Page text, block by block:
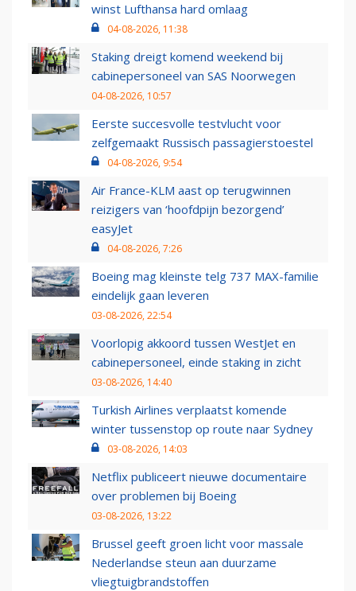
winst Lufthansa hard omlaag
04-08-2026, 11:38
Staking dreigt komend weekend bij
cabinepersoneel van SAS Noorwegen
04-08-2026, 10:57
Eerste succesvolle testvlucht voor
zelfgemaakt Russisch passagierstoestel
04-08-2026, 9:54
Air France-KLM aast op terugwinnen
reizigers van ‘hoofdpijn bezorgend’
easyJet
04-08-2026, 7:26
Boeing mag kleinste telg 737 MAX-familie
eindelijk gaan leveren
03-08-2026, 22:54
Voorlopig akkoord tussen WestJet en
cabinepersoneel, einde staking in zicht
03-08-2026, 14:40
Turkish Airlines verplaatst komende
winter tussenstop op route naar Sydney
03-08-2026, 14:03
Netflix publiceert nieuwe documentaire
over problemen bij Boeing
03-08-2026, 13:22
Brussel geeft groen licht voor massale
Nederlandse steun aan duurzame
vliegtuigbrandstoffen